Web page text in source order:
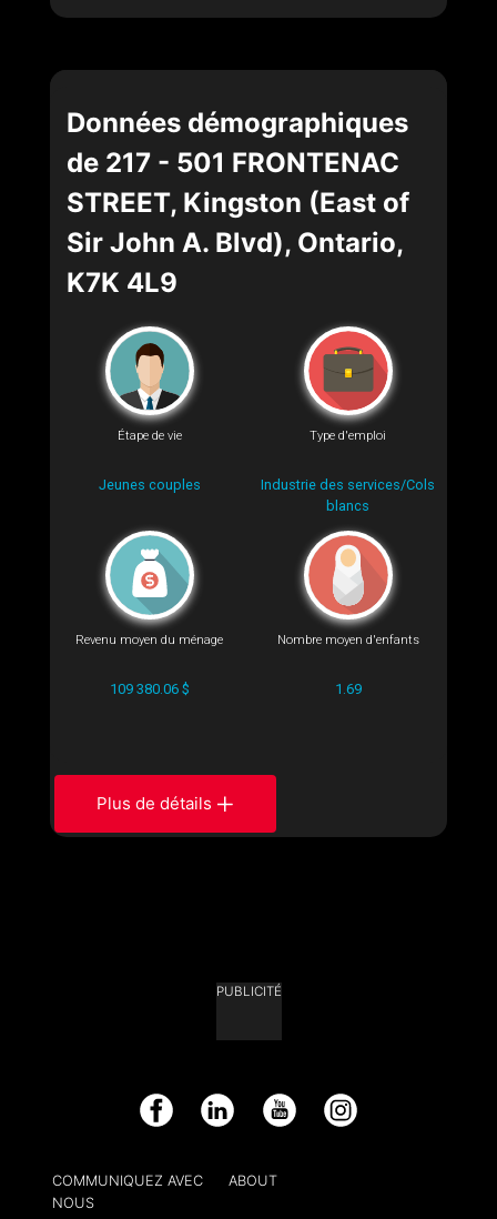
Données démographiques
de 217 - 501 FRONTENAC
STREET, Kingston (East of
Sir John A. Blvd), Ontario,
K7K 4L9
Étape de vie
Jeunes couples
Type d'emploi
Industrie des services/Cols
blancs
Revenu moyen du ménage
109 380.06 $
Nombre moyen d'enfants
1.69
Plus de détails
PUBLICITÉ
Facebook LinkedIn YouTube Instagram
COMMUNIQUEZ AVEC
NOUS
ABOUT